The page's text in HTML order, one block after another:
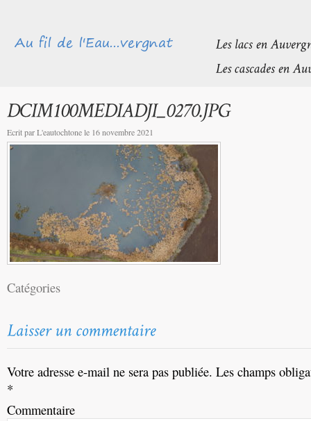
Ecrit par L'eautochtone le 16 novembre 2021
Catégories
Votre adresse e-mail ne sera pas publiée. Les champs
*
Commentaire